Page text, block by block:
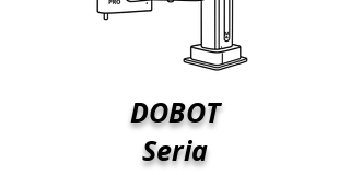
DOBOT
Seria